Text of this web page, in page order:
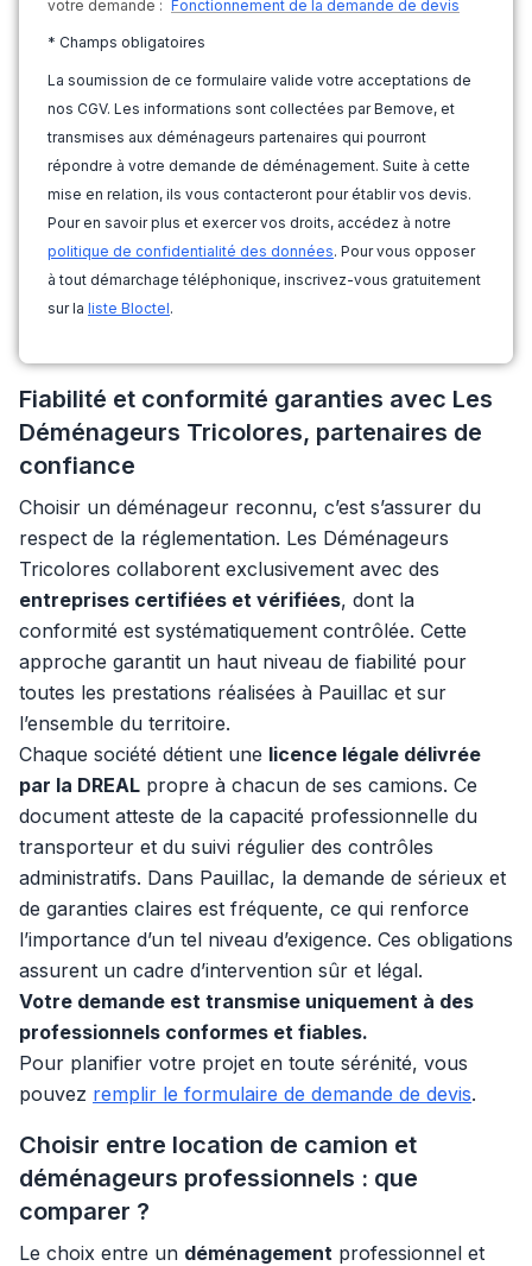
votre demande : Fonctionnement de la demande de devis
* Champs obligatoires
La soumission de ce formulaire valide votre acceptations de
nos CGV. Les informations sont collectées par Bemove, et
transmises aux déménageurs partenaires qui pourront
répondre à votre demande de déménagement. Suite à cette
mise en relation, ils vous contacteront pour établir vos devis.
Pour en savoir plus et exercer vos droits, accédez à notre
politique de confidentialité des données. Pour vous opposer
à tout démarchage téléphonique, inscrivez-vous gratuitement
sur la liste Bloctel.
Fiabilité et conformité garanties avec Les
Déménageurs Tricolores, partenaires de
confiance
Choisir un déménageur reconnu, c’est s’assurer du
respect de la réglementation. Les Déménageurs
Tricolores collaborent exclusivement avec des
entreprises certifiées et vérifiées, dont la
conformité est systématiquement contrôlée. Cette
approche garantit un haut niveau de fiabilité pour
toutes les prestations réalisées à Pauillac et sur
l’ensemble du territoire.
Chaque société détient une licence légale délivrée
par la DREAL propre à chacun de ses camions. Ce
document atteste de la capacité professionnelle du
transporteur et du suivi régulier des contrôles
administratifs. Dans Pauillac, la demande de sérieux et
de garanties claires est fréquente, ce qui renforce
l’importance d’un tel niveau d’exigence. Ces obligations
assurent un cadre d’intervention sûr et légal.
Votre demande est transmise uniquement à des
professionnels conformes et fiables.
Pour planifier votre projet en toute sérénité, vous
pouvez remplir le formulaire de demande de devis.
Choisir entre location de camion et
déménageurs professionnels : que
comparer ?
Le choix entre un déménagement professionnel et